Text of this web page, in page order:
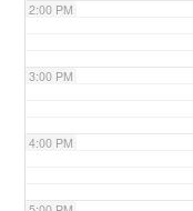
2:00 PM
3:00 PM
4:00 PM